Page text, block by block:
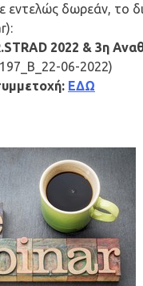
εντελώς δωρεάν, το
2022 & 3η
06-2022)
ΕΔΩ